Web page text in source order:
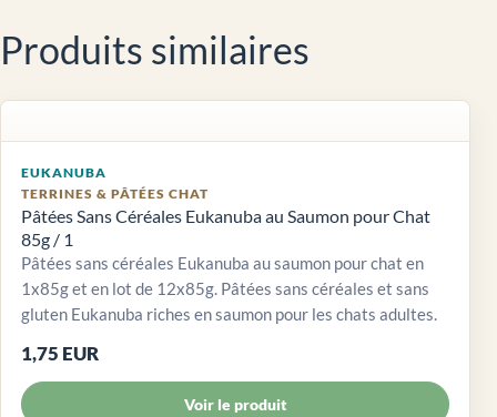
Produits similaires
EUKANUBA
TERRINES & PÂTÉES CHAT
Pâtées Sans Céréales Eukanuba au Saumon pour Chat
85g / 1
Pâtées sans céréales Eukanuba au saumon pour chat en
1x85g et en lot de 12x85g. Pâtées sans céréales et sans
gluten Eukanuba riches en saumon pour les chats adultes.
1,75 EUR
Voir le produit